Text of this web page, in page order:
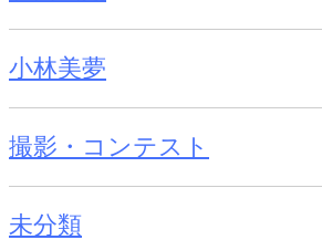
小林美夢
撮影・コンテスト
未分類